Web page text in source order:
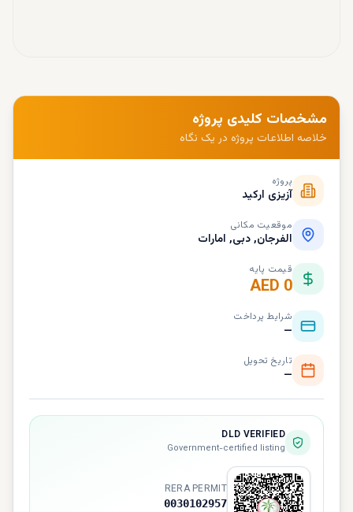
مشخصات کلیدی پروژه
خلاصه اطلاعات پروژه در یک نگاه
پروژه
آزیزی ارکید
موقعیت مکانی
الفرجان, دبی, امارات
قیمت پایه
AED 0
شرایط پرداخت
—
تاریخ تحویل
—
DLD VERIFIED
Government-certified listing
RERA PERMIT
0030102957